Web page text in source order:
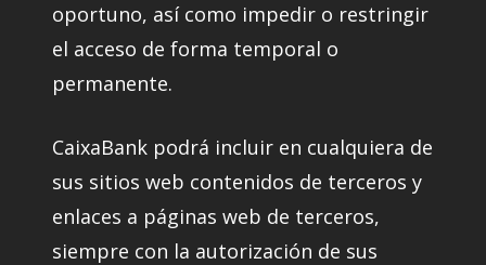
oportuno, así como impedir o restringir
el acceso de forma temporal o
permanente.
CaixaBank podrá incluir en cualquiera de
sus sitios web contenidos de terceros y
enlaces a páginas web de terceros,
siempre con la autorización de sus